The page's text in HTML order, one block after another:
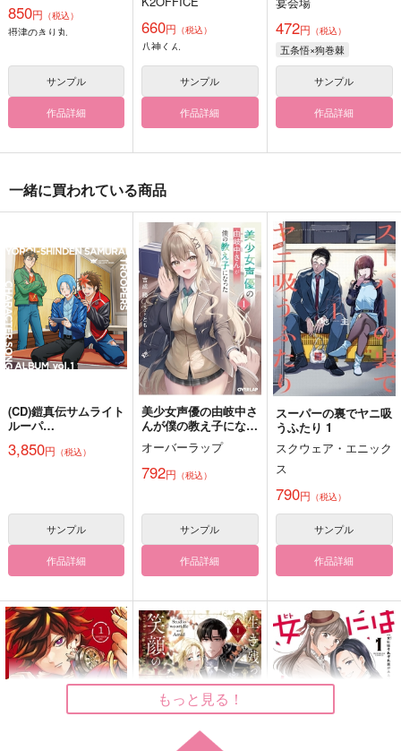
850円 （税込）
摂津のきり丸
サンプル
作品詳細
660円 （税込）
八神くん
サンプル
作品詳細
472円 （税込）
五条悟×狗巻棘
サンプル
作品詳細
一緒に買われている商品
(CD)鎧真伝サムライト
ルーパ
G ALBUM vol.1
3,850円 （税込）
サンプル
作品詳細
美少女声優の由岐中さ
んが僕の教え子になっ
た 1
オーバーラップ
792円 （税込）
サンプル
作品詳細
スーパーの裏でヤニ吸
うふたり 1
スクウェア・エニック
ス
790円 （税込）
サンプル
作品詳細
もっと見る！